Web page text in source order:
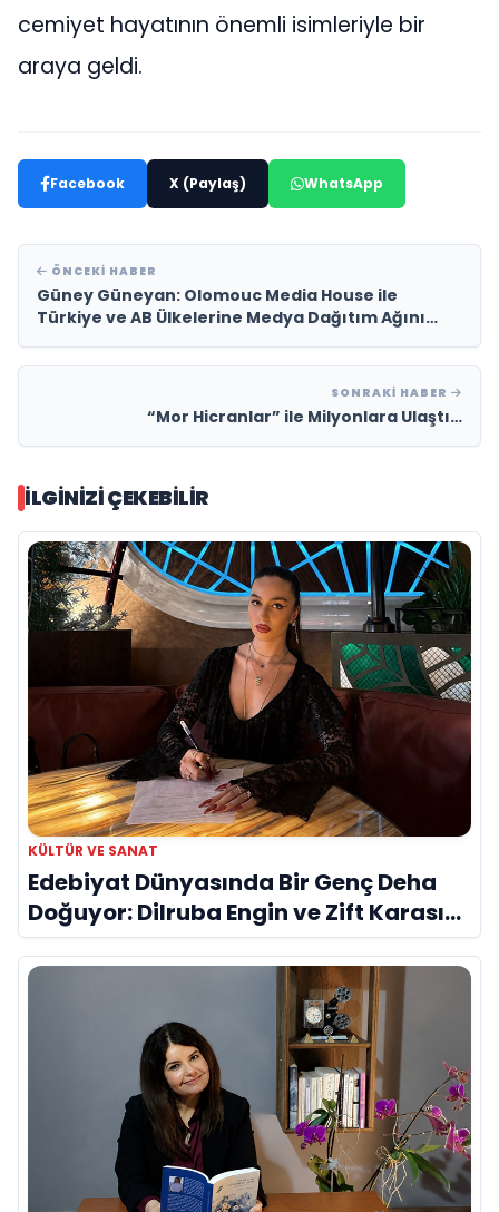
cemiyet hayatının önemli isimleriyle bir
araya geldi.
Facebook X (Paylaş) WhatsApp
ÖNCEKI HABER
Güney Güneyan: Olomouc Media House ile
Türkiye ve AB Ülkelerine Medya Dağıtım Ağını
SONRAKI HABER
“Mor Hicranlar” ile Milyonlara Ulaştı…
İLGINIZI ÇEKEBILIR
KÜLTÜR VE SANAT
Edebiyat Dünyasında Bir Genç Deha
Doğuyor: Dilruba Engin ve Zift Karası
Evreni ‘AVENOİR’